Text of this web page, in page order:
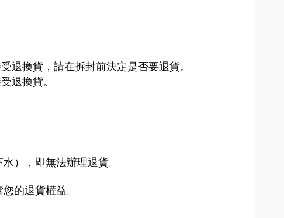
換貨，請在拆封前決定是否要退貨。
退換貨。
），即無法辦理退貨。
的退貨權益。